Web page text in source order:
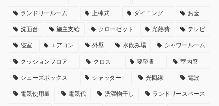
ランドリールーム 上棟式 ダイニング お金
洗面台 施主支給 クローゼット 光熱費 テレビ
寝室 エアコン 外壁 水飲み場 シャワールーム
クッションフロア クロス 要望書 室内窓
シューズボックス シャッター 光回線 電波
電気使用量 電気代 洗濯物干し ランドリースペース